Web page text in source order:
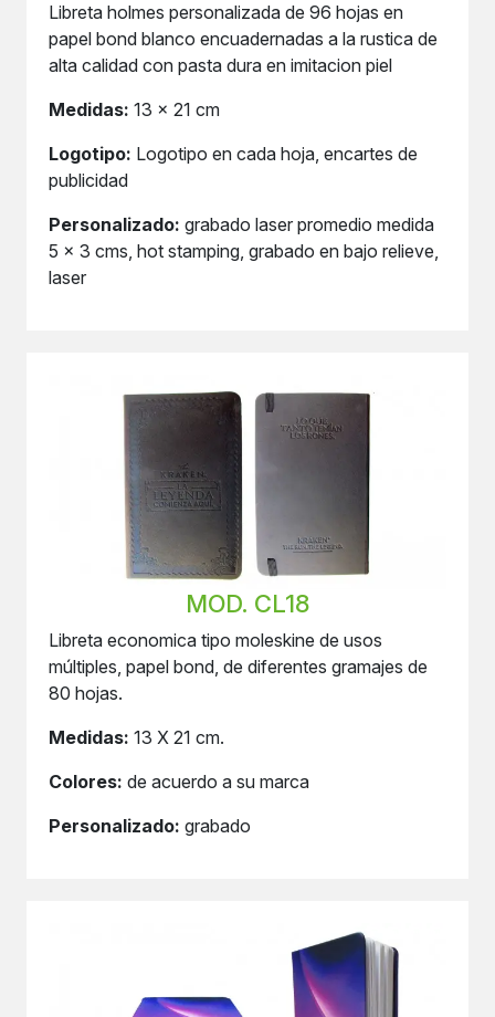
Libreta holmes personalizada de 96 hojas en
papel bond blanco encuadernadas a la rustica de
alta calidad con pasta dura en imitacion piel
Medidas: 13 x 21 cm
Logotipo: Logotipo en cada hoja, encartes de
publicidad
Personalizado: grabado laser promedio medida
5 x 3 cms, hot stamping, grabado en bajo relieve,
laser
MOD. CL18
Libreta economica tipo moleskine de usos
múltiples, papel bond, de diferentes gramajes de
80 hojas.
Medidas: 13 X 21 cm.
Colores: de acuerdo a su marca
Personalizado: grabado